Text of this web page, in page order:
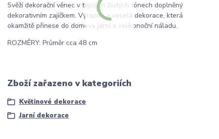
Svěží dekorační věnec v teplých žlutých tónech doplněný
dekorativním zajíčkem. Výrazná a veselá dekorace, která
okamžitě přinese do domova jarní a velikonoční náladu.
ROZMĚRY: Průměr cca 48 cm
Zboží zařazeno v kategoriích
Květinové dekorace
Jarní dekorace